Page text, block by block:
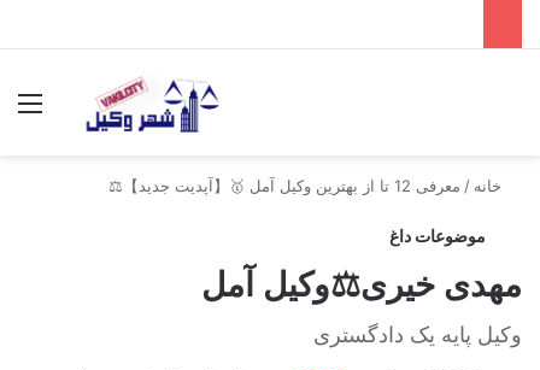
خانه / معرفی 12 تا از بهترین وکیل آمل 🥇【آپدیت جدید】⚖️
موضوعات داغ
مهدی خیری⚖️وکیل آمل
وکیل پایه یک دادگستری